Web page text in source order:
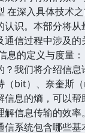
在深入具体技术
认识。本部分将
通信过程中涉及的
息的定义与度量
？我们将介绍信
（bit）、奈奎斯
信息的熵，可以
解信息传输的效率
信系统包含哪些